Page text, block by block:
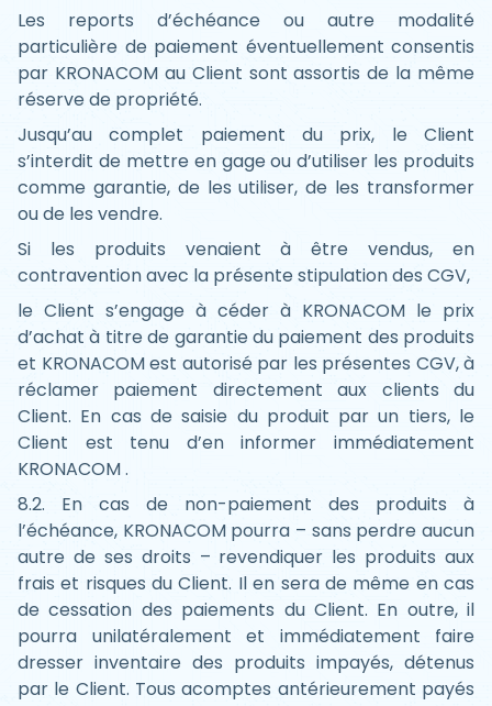
Les reports d’échéance ou autre modalité
particulière de paiement éventuellement consentis
par KRONACOM au Client sont assortis de la même
réserve de propriété.
Jusqu’au complet paiement du prix, le Client
s’interdit de mettre en gage ou d’utiliser les produits
comme garantie, de les utiliser, de les transformer
ou de les vendre.
Si les produits venaient à être vendus, en
contravention avec la présente stipulation des CGV,
le Client s’engage à céder à KRONACOM le prix
d’achat à titre de garantie du paiement des produits
et KRONACOM est autorisé par les présentes CGV, à
réclamer paiement directement aux clients du
Client. En cas de saisie du produit par un tiers, le
Client est tenu d’en informer immédiatement
KRONACOM .
8.2. En cas de non-paiement des produits à
l’échéance, KRONACOM pourra – sans perdre aucun
autre de ses droits – revendiquer les produits aux
frais et risques du Client. Il en sera de même en cas
de cessation des paiements du Client. En outre, il
pourra unilatéralement et immédiatement faire
dresser inventaire des produits impayés, détenus
par le Client. Tous acomptes antérieurement payés